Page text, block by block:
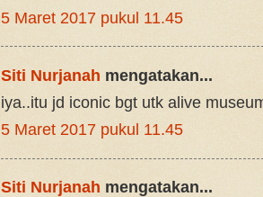
5 Maret 2017 pukul 11.45
Siti Nurjanah mengatakan...
iya..itu jd iconic bgt utk alive
5 Maret 2017 pukul 11.45
Siti Nurjanah mengatakan...